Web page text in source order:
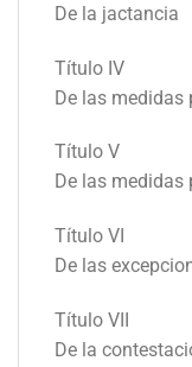
De la jactancia
Título IV
De las medidas
Título V
De las medidas
Título VI
De las
Título VII
De la